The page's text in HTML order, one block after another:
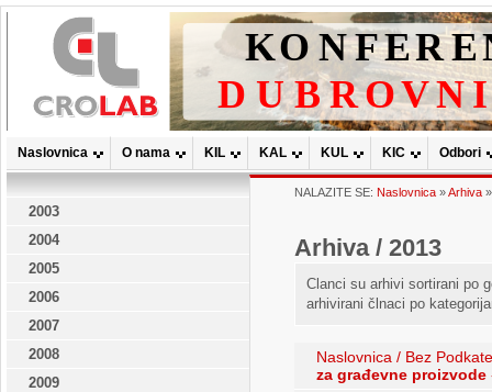
Naslovnica O nama KIL KAL KUL KIC Odbori
2003
2004
2005
2006
2007
2008
2009
NALAZITE SE: Naslovnica »Arhiva
Arhiva / 2013
Clanci su arhivi sortirani po
arhivirani člnaci po
Naslovnica / Bez
za građevne proizvode